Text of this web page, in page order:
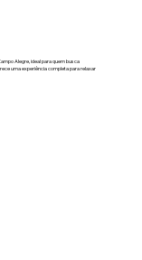
Alegre, ideal para quem busca
uma experiência completa para relaxar